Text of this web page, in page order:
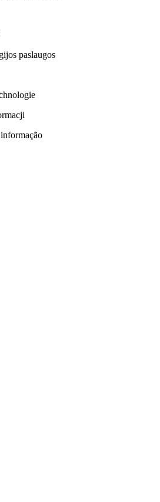
paslaugos